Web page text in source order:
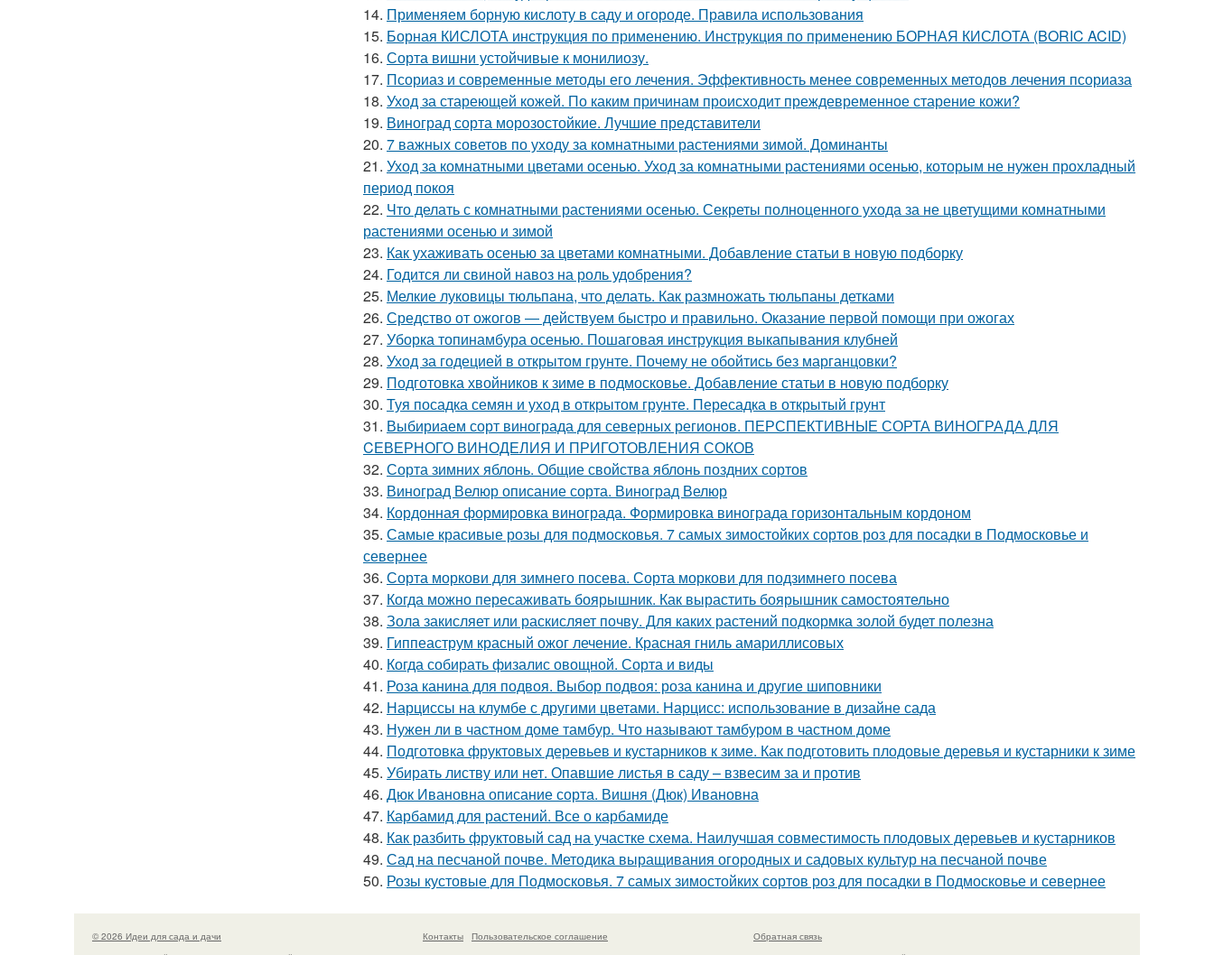
14. Применяем борную кислоту в саду и огороде. Правила использования
15. Борная КИСЛОТА инструкция по применению. Инструкция по применению БОРНАЯ КИСЛОТА (BORIC ACID)
16. Сорта вишни устойчивые к монилиозу.
17. Псориаз и современные методы его лечения. Эффективность менее современных методов лечения псориаза
18. Уход за стареющей кожей. По каким причинам происходит преждевременное старение кожи?
19. Виноград сорта морозостойкие. Лучшие представители
20. 7 важных советов по уходу за комнатными растениями зимой. Доминанты
21. Уход за комнатными цветами осенью. Уход за комнатными растениями осенью, которым не нужен прохладный
период покоя
22. Что делать с комнатными растениями осенью. Секреты полноценного ухода за не цветущими комнатными
растениями осенью и зимой
23. Как ухаживать осенью за цветами комнатными. Добавление статьи в новую подборку
24. Годится ли свиной навоз на роль удобрения?
25. Мелкие луковицы тюльпана, что делать. Как размножать тюльпаны детками
26. Средство от ожогов ― действуем быстро и правильно. Оказание первой помощи при ожогах
27. Уборка топинамбура осенью. Пошаговая инструкция выкапывания клубней
28. Уход за годецией в открытом грунте. Почему не обойтись без марганцовки?
29. Подготовка хвойников к зиме в подмосковье. Добавление статьи в новую подборку
30. Туя посадка семян и уход в открытом грунте. Пересадка в открытый грунт
31. Выбириаем сорт винограда для северных регионов. ПЕРСПЕКТИВНЫЕ СОРТА ВИНОГРАДА ДЛЯ
CЕВЕРНОГО ВИНОДЕЛИЯ И ПРИГОТОВЛЕНИЯ СОКОВ
32. Сорта зимних яблонь. Общие свойства яблонь поздних сортов
33. Виноград Велюр описание сорта. Виноград Велюр
34. Кордонная формировка винограда. Формировка винограда горизонтальным кордоном
35. Самые красивые розы для подмосковья. 7 самых зимостойких сортов роз для посадки в Подмосковье и
севернее
36. Сорта моркови для зимнего посева. Сорта моркови для подзимнего посева
37. Когда можно пересаживать боярышник. Как вырастить боярышник самостоятельно
38. Зола закисляет или раскисляет почву. Для каких растений подкормка золой будет полезна
39. Гиппеаструм красный ожог лечение. Красная гниль амариллисовых
40. Когда собирать физалис овощной. Сорта и виды
41. Роза канина для подвоя. Выбор подвоя: роза канина и другие шиповники
42. Нарциссы на клумбе с другими цветами. Нарцисс: использование в дизайне сада
43. Нужен ли в частном доме тамбур. Что называют тамбуром в частном доме
44. Подготовка фруктовых деревьев и кустарников к зиме. Как подготовить плодовые деревья и кустарники к зиме
45. Убирать листву или нет. Опавшие листья в саду – взвесим за и против
46. Дюк Ивановна описание сорта. Вишня (Дюк) Ивановна
47. Карбамид для растений. Все о карбамиде
48. Как разбить фруктовый сад на участке схема. Наилучшая совместимость плодовых деревьев и кустарников
49. Сад на песчаной почве. Методика выращивания огородных и садовых культур на песчаной почве
50. Розы кустовые для Подмосковья. 7 самых зимостойких сортов роз для посадки в Подмосковье и севернее
© 2026 Идеи для сада и дачи Контакты
Пользовательское соглашение
Обратная связь